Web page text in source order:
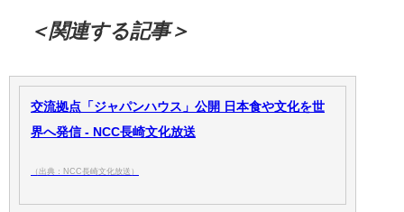
＜関連する記事＞
交流拠点「ジャパンハウス」公開 日本食や文化を世
界へ発信 - NCC長崎文化放送
（出典：NCC長崎文化放送）